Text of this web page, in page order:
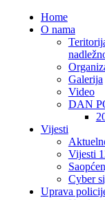
Home
O nama
Galerija
Video
DAN
Vijesti
Vijesti
Cyber
Uprava